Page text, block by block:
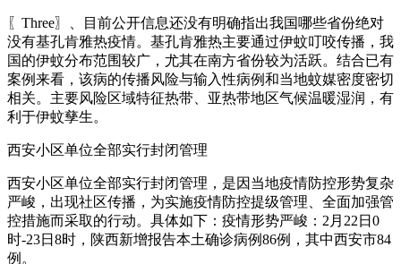
〖Three〗、目前公开信息还没有明确指出我国哪些省份绝对
没有基孔肯雅热疫情。基孔肯雅热主要通过伊蚊叮咬传播，我
国的伊蚊分布范围较广，尤其在南方省份较为活跃。结合已有
案例来看，该病的传播风险与输入性病例和当地蚊媒密度密切
相关。主要风险区域特征热带、亚热带地区气候温暖湿润，有
利于伊蚊孳生。
西安小区单位全部实行封闭管理
西安小区单位全部实行封闭管理，是因当地疫情防控形势复杂
严峻，出现社区传播，为实施疫情防控提级管理、全面加强管
控措施而采取的行动。具体如下：疫情形势严峻：2月22日0
时-23日8时，陕西新增报告本土确诊病例86例，其中西安市84
例。